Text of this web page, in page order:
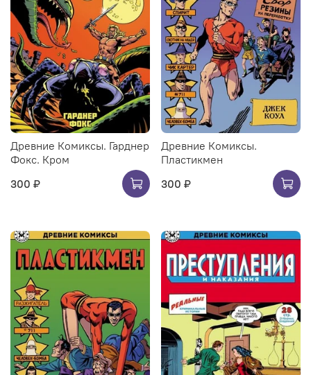
Древние Комиксы. Гарднер
Фокс. Кром
300 ₽
Древние Комиксы.
Пластикмен
300 ₽